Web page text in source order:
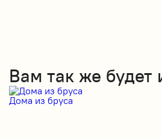
Вам так же будет
Дома из бруса